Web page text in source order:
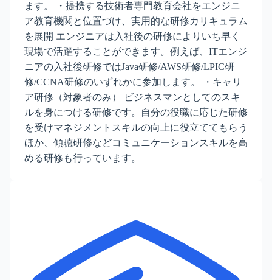
ます。 ・提携する技術者専門教育会社をエンジニ
ア教育機関と位置づけ、実用的な研修カリキュラム
を展開 エンジニアは入社後の研修によりいち早く
現場で活躍することができます。例えば、ITエンジ
ニアの入社後研修ではJava研修/AWS研修/LPIC研
修/CCNA研修のいずれかに参加します。 ・キャリ
ア研修（対象者のみ） ビジネスマンとしてのスキ
ルを身につける研修です。自分の役職に応じた研修
を受けマネジメントスキルの向上に役立ててもらう
ほか、傾聴研修などコミュニケーションスキルを高
める研修も行っています。